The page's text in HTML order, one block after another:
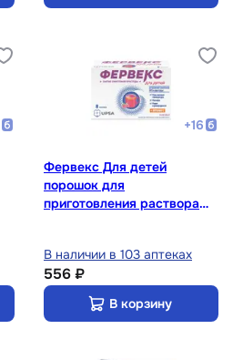
+16
Фервекс Для детей
порошок для
приготовления раствора
В наличии в 103 аптеках
556 ₽
В корзину